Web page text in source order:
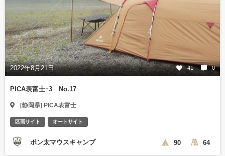
2022年8月21日 41 0
PICA表富士ｰ3 No.17
[静岡県] PICA表富士
区画サイト オートサイト
ポン太マウスキャンプ 90 64